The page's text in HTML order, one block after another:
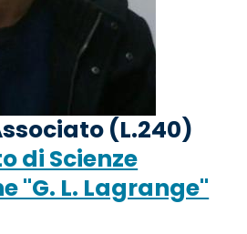
(L.240)
di Scienze
"G. L. Lagrange"